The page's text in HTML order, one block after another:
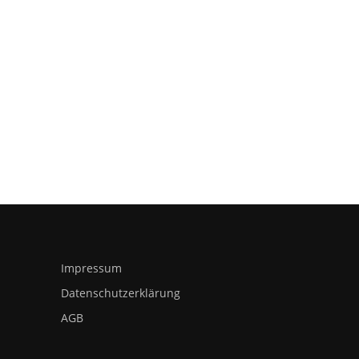
Impressum
Datenschutzerklärung
AGB